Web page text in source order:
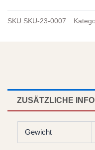
SKU SKU-23-0007
ZUSÄTZLICHE
Gewicht